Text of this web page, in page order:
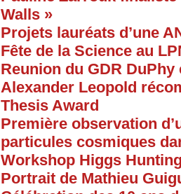
Walls »
Projets lauréats d’une
Fête de la Science au
Reunion du GDR DuPhy
Alexander Leopold
Thesis Award
Première observation
particules cosmiques
Workshop Higgs
Portrait de Mathieu